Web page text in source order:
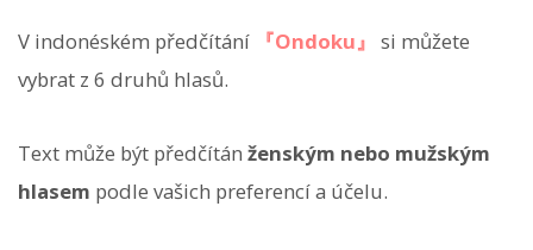
V indonéském předčítání 『Ondoku』 si můžete
vybrat z 6 druhů hlasů.
Text může být předčítán ženským nebo mužským
hlasem podle vašich preferencí a účelu.